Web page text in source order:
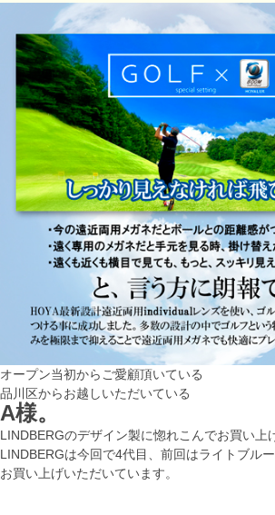
オープン当初からご愛顧頂いている
品川区からお越しいただいている
A様。
LINDBERGのデザイン製に惚れこんでお買い上
LINDBERGは今回で4代目、前回はライトブル
お買い上げいただいています。